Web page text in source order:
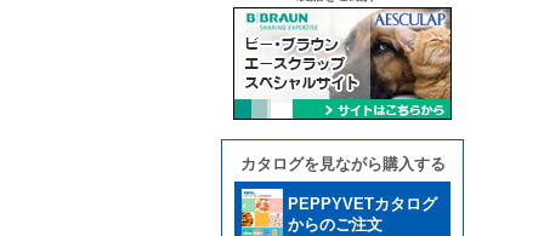
カタログを見ながら購入する
PEPPYVETカタログ
からのご注文